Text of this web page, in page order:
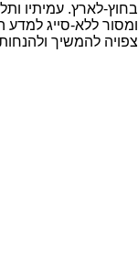
בחוץ-לארץ. עמיתיו
ומסור ללא-סייג למדע
צפויה להמשיך